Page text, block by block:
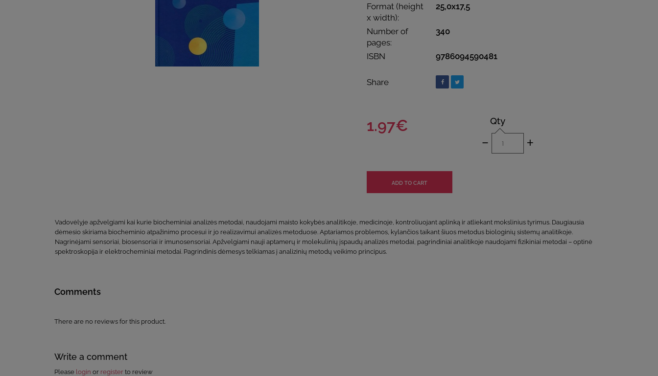
Format (height
x width):
25,0x17,5
Number of
pages:
340
ISBN 9786094590481
Share
1.97€ Qty
- +
Vadovėlyje apžvelgiami kai kurie biocheminiai analizės metodai, naudojami maisto kokybės analitikoje, medicinoje, kontroliuojant aplinką ir atliekant mokslinius tyrimus. Daugiausia
dėmesio skiriama biocheminio atpažinimo procesui ir jo realizavimui analizės metoduose. Aptariamos problemos, kylančios taikant šiuos metodus biologinių sistemų analitikoje.
Nagrinėjami sensoriai, biosensoriai ir imunosensoriai. Apžvelgiami nauji aptamerų ir molekulinių įspaudų analizės metodai, pagrindiniai analitikoje naudojami fizikiniai metodai – optinė
spektroskopija ir elektrocheminiai metodai. Pagrindinis dėmesys telkiamas į analizinių metodų veikimo principus.
Comments
There are no reviews for this product.
Write a comment
Please login or register to review